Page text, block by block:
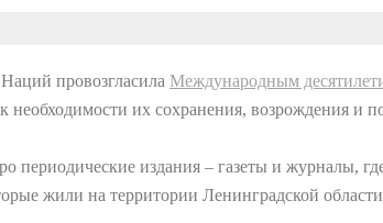
провозгласила Международным
их сохранения, возрождения и
периодические издания – газеты и
жили на территории Ленинградской